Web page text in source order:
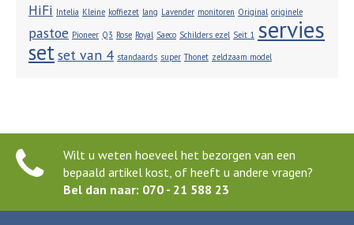
HiFi Intelia Kleine koffiezet lang Lavender monitoren Original originele
pastoe Pioneer Q3 Rose Royal Saeco Schilders ezel Seit 1 servies
setset van 4 standaards super Thonet zeldzaam model
Wilt u weten hoeveel het bezorgen van een
bepaald artikel kost, of heeft u andere vragen?
Bel dan naar: 070 - 21 588 23